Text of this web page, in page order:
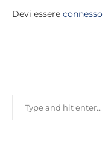
Devi essere connesso